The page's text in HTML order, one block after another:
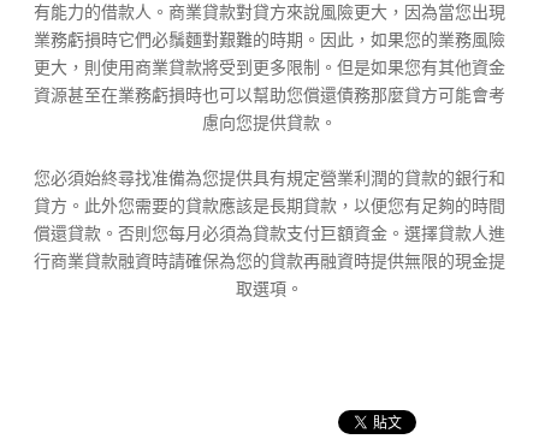
有能力的借款人。商業貸款對貸方來說風險更大，因為當您出現
業務虧損時它們必鬚麵對艱難的時期。因此，如果您的業務風險
更大，則使用商業貸款將受到更多限制。但是如果您有其他資金
資源甚至在業務虧損時也可以幫助您償還債務那麼貸方可能會考
慮向您提供貸款。
您必須始終尋找准備為您提供具有規定營業利潤的貸款的銀行和
貸方。此外您需要的貸款應該是長期貸款，以便您有足夠的時間
償還貸款。否則您每月必須為貸款支付巨額資金。選擇貸款人進
行商業貸款融資時請確保為您的貸款再融資時提供無限的現金提
取選項。